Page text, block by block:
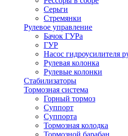
Серьги
Стремянки
Рулевое управление
Бачок ГУРа
ГУР
Насос гидроусилителя
Рулевая колонка
Рулевые колонки
Стабилизаторы
Тормозная система
Горный тормоз
Суппорт
Суппорта
Тормозная колодка
Тормозной барабан